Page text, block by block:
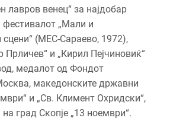
лавров венец“ за најдобар
фестивалот „Мали и
(МЕС-Сараево, 1972),
Прличев“ и „Кирил Пејчиновиќ“
медалот од Фондот
македонските државни
и „Св. Климент Охридски“,
град Скопје „13 ноември“.